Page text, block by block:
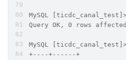
MySQL
Query OK, 0 rows
MySQL
+----+------+